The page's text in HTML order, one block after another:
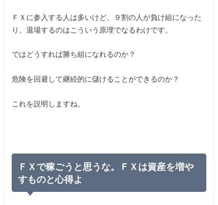
ＦＸに参入する人は多いけど、９割の人が負け組になった
り、退場するのはこういう原理でなるわけです。
ではどうすれば勝ち組になれるのか？
危険を回避して継続的に儲けることができるのか？
これを説明しますね。
ＦＸで稼ごうと思うな。ＦＸは資産を増や
すものと心得よ